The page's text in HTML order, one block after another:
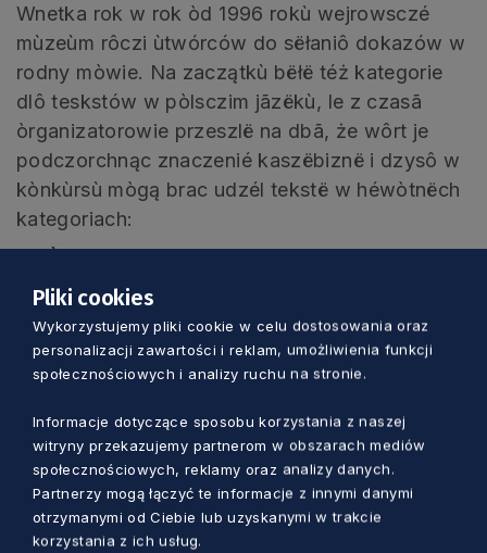
Wnetka rok w rok òd 1996 rokù wejrowsczé
mùzeùm rôczi ùtwórców do sëłaniô dokazów w
rodny mòwie. Na zaczątkù bëłë téż kategorie
dlô teskstów w pòlsczim jãzëkù, le z czasã
òrganizatorowie przeszlë na dbã, że wôrt je
podczorchnąc znaczenié kaszëbiznë i dzysô w
kònkùrsù mògą brac udzél tekstë w héwòtnëch
kategoriach:
– kònkùrsowi dokôz ni może miec mni jak 18
tës. i nie wicy jak 70 tës. cechôw razã ze
spacjama.
Pòeticczi dokôzw kaszëbszczim jãzëkù.
Dokôz na binãw kszëbsczim jãzëkù.
Pòdrobné régle kònkùrsù przistãpny jeTUWÒ
Dobiwców pòznóme ob jeseń, òb czas
Pliki cookies
Wykorzystujemy pliki cookie w celu dostosowania oraz
personalizacji zawartości i reklam, umożliwienia funkcji
społecznościowych i analizy ruchu na stronie.
Informacje dotyczące sposobu korzystania z naszej
witryny przekazujemy partnerom w obszarach mediów
społecznościowych, reklamy oraz analizy danych.
Partnerzy mogą łączyć te informacje z innymi danymi
otrzymanymi od Ciebie lub uzyskanymi w trakcie
korzystania z ich usług.